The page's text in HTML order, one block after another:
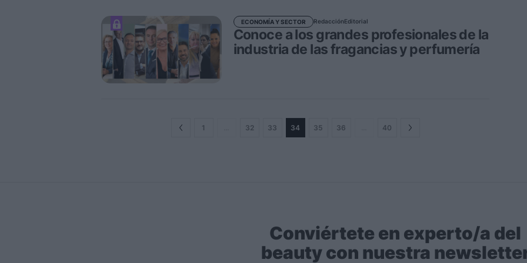
Conoce a los grandes profesionales de la
industria de las fragancias y perfumería
ECONOMÍA Y SECTOR RedacciónEditorial
1 32 33 34 35 36 40
Conviértete en experto/a del
beauty con nuestra